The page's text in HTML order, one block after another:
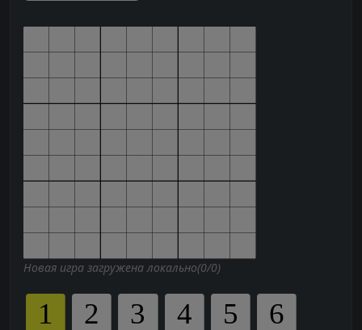
Новая игра загружена локально(0/0)